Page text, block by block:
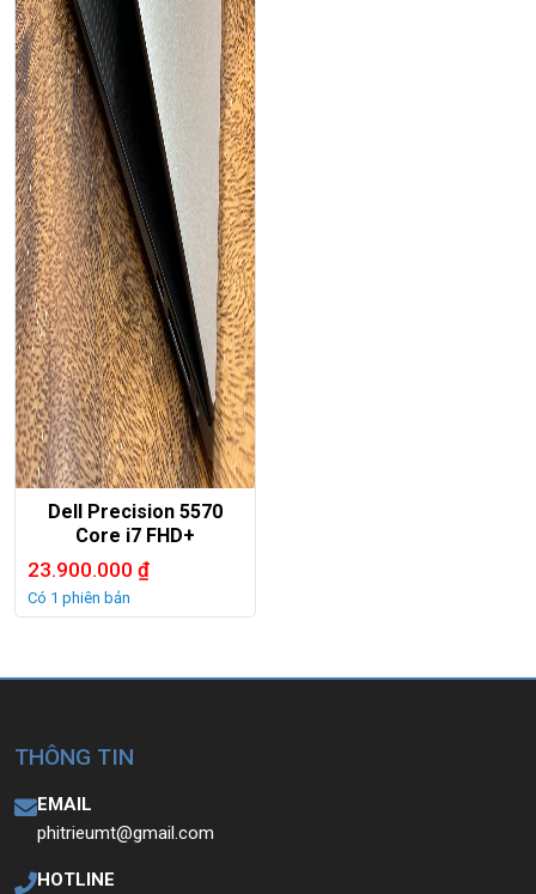
Dell Precision 5570
Core i7 FHD+
23.900.000 ₫
Có 1 phiên bản
THÔNG TIN
EMAIL
phitrieumt@gmail.com
HOTLINE